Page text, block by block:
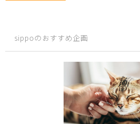
sippoのおすすめ企画